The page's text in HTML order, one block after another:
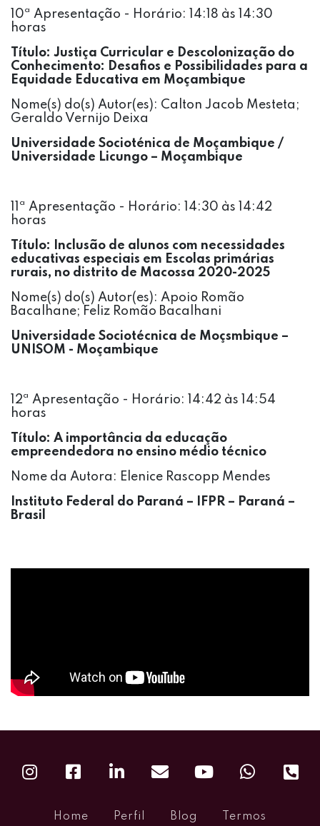
10ª Apresentação - Horário: 14:18 às 14:30
horas
Título: Justiça Curricular e Descolonização do
Conhecimento: Desafios e Possibilidades para a
Equidade Educativa em Moçambique
Nome(s) do(s) Autor(es): Calton Jacob Mesteta;
Geraldo Vernijo Deixa
Universidade Socioténica de Moçambique /
Universidade Licungo – Moçambique
11ª Apresentação - Horário: 14:30 às 14:42
horas
Título:
Inclusão de alunos com necessidades
educativas especiais em Escolas primárias
rurais, no distrito de Macossa 2020-2025
Nome(s) do(s) Autor(es): Apoio Romão
Bacalhane; Feliz Romão Bacalhani
Universidade Sociotécnica de Moçsmbique –
UNISOM - Moçambique
12ª Apresentação - Horário: 14:42 às 14:54
horas
Título: A importância da educação
empreendedora no ensino médio técnico
Nome da Autora: Elenice Rascopp Mendes
Instituto Federal do Paraná – IFPR – Paraná –
Brasil
Home Perfil Blog Termos